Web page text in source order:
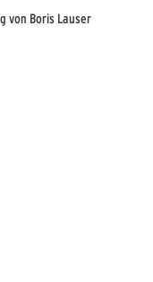
von Boris Lauser